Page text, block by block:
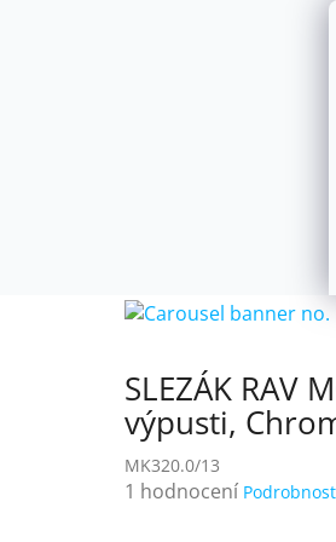
NÁSTĚNNÉ
SLEZÁK RAV
výpusti,
MK320.0/13
Průměrné
1 hodnocení